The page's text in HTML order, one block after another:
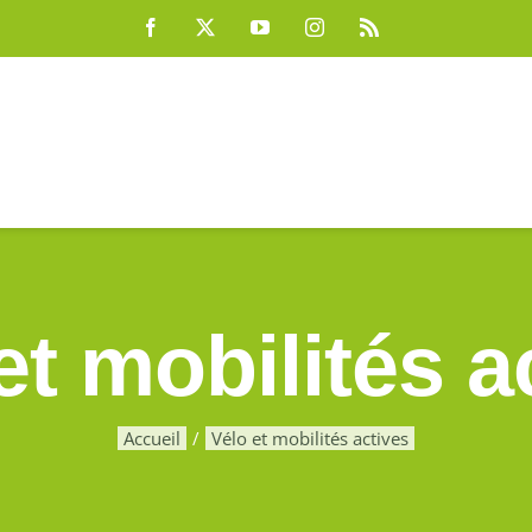
Facebook YouTubeInstagram
mobilités
Accueil Vélo et mobilités actives